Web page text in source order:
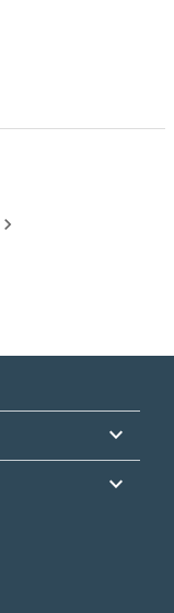
chevron_right
keyboard_arrow_down
keyboard_arrow_down